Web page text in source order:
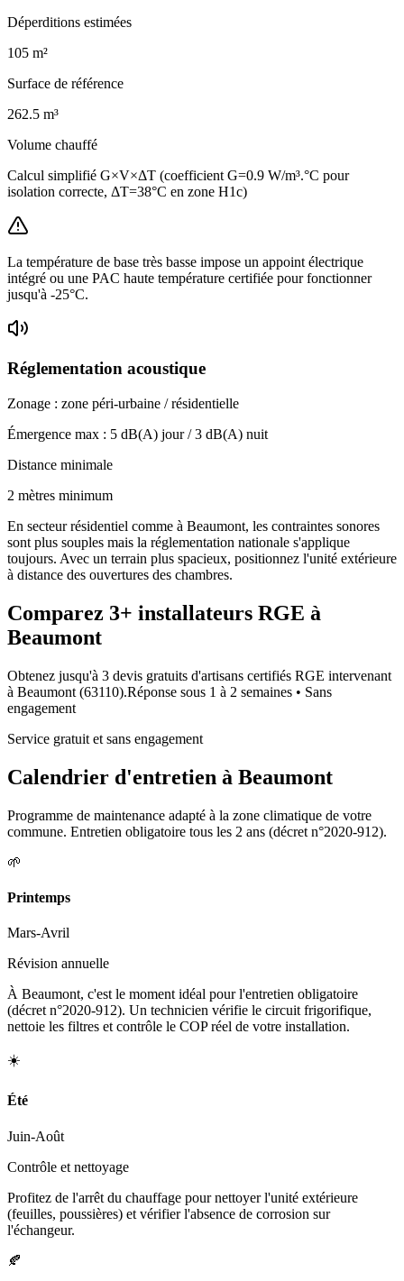
Déperditions estimées
105 m²
Surface de référence
262.5 m³
Volume chauffé
Calcul simplifié G×V×ΔT (coefficient G=0.9 W/m³.°C pour
isolation correcte, ΔT=38°C en zone H1c)
La température de base très basse impose un appoint électrique
intégré ou une PAC haute température certifiée pour fonctionner
jusqu'à -25°C.
Réglementation acoustique
Zonage : zone péri-urbaine / résidentielle
Émergence max : 5 dB(A) jour /3 dB(A) nuit
Distance minimale
2 mètres minimum
En secteur résidentiel comme à Beaumont, les contraintes sonores
sont plus souples mais la réglementation nationale s'applique
toujours. Avec un terrain plus spacieux, positionnez l'unité extérieure
à distance des ouvertures des chambres.
Comparez 3+ installateurs RGE à
Beaumont
Obtenez jusqu'à 3 devis gratuits d'artisans certifiés RGE intervenant
à Beaumont (63110).Réponse sous 1 à 2 semaines • Sans
engagement
Service gratuit et sans engagement
Calendrier d'entretien à Beaumont
Programme de maintenance adapté à la zone climatique de votre
commune. Entretien obligatoire tous les 2 ans (décret n°2020-912).
🌱
Printemps
Mars-Avril
Révision annuelle
À Beaumont, c'est le moment idéal pour l'entretien obligatoire
(décret n°2020-912). Un technicien vérifie le circuit frigorifique,
nettoie les filtres et contrôle le COP réel de votre installation.
☀️
Été
Juin-Août
Contrôle et nettoyage
Profitez de l'arrêt du chauffage pour nettoyer l'unité extérieure
(feuilles, poussières) et vérifier l'absence de corrosion sur
l'échangeur.
🍂